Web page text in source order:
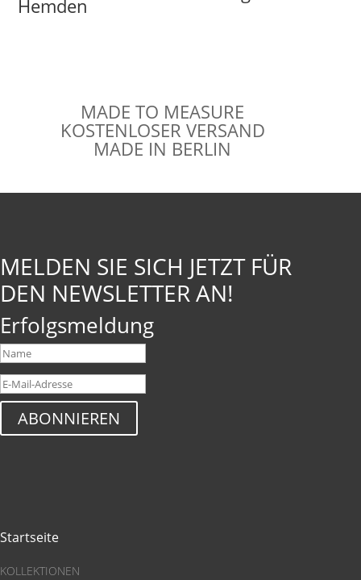
Hemden
MADE TO MEASURE
KOSTENLOSER VERSAND
MADE IN BERLIN
MELDEN SIE SICH JETZT FÜR
DEN NEWSLETTER AN!
Erfolgsmeldung
ABONNIEREN
Startseite
KOLLEKTIONEN